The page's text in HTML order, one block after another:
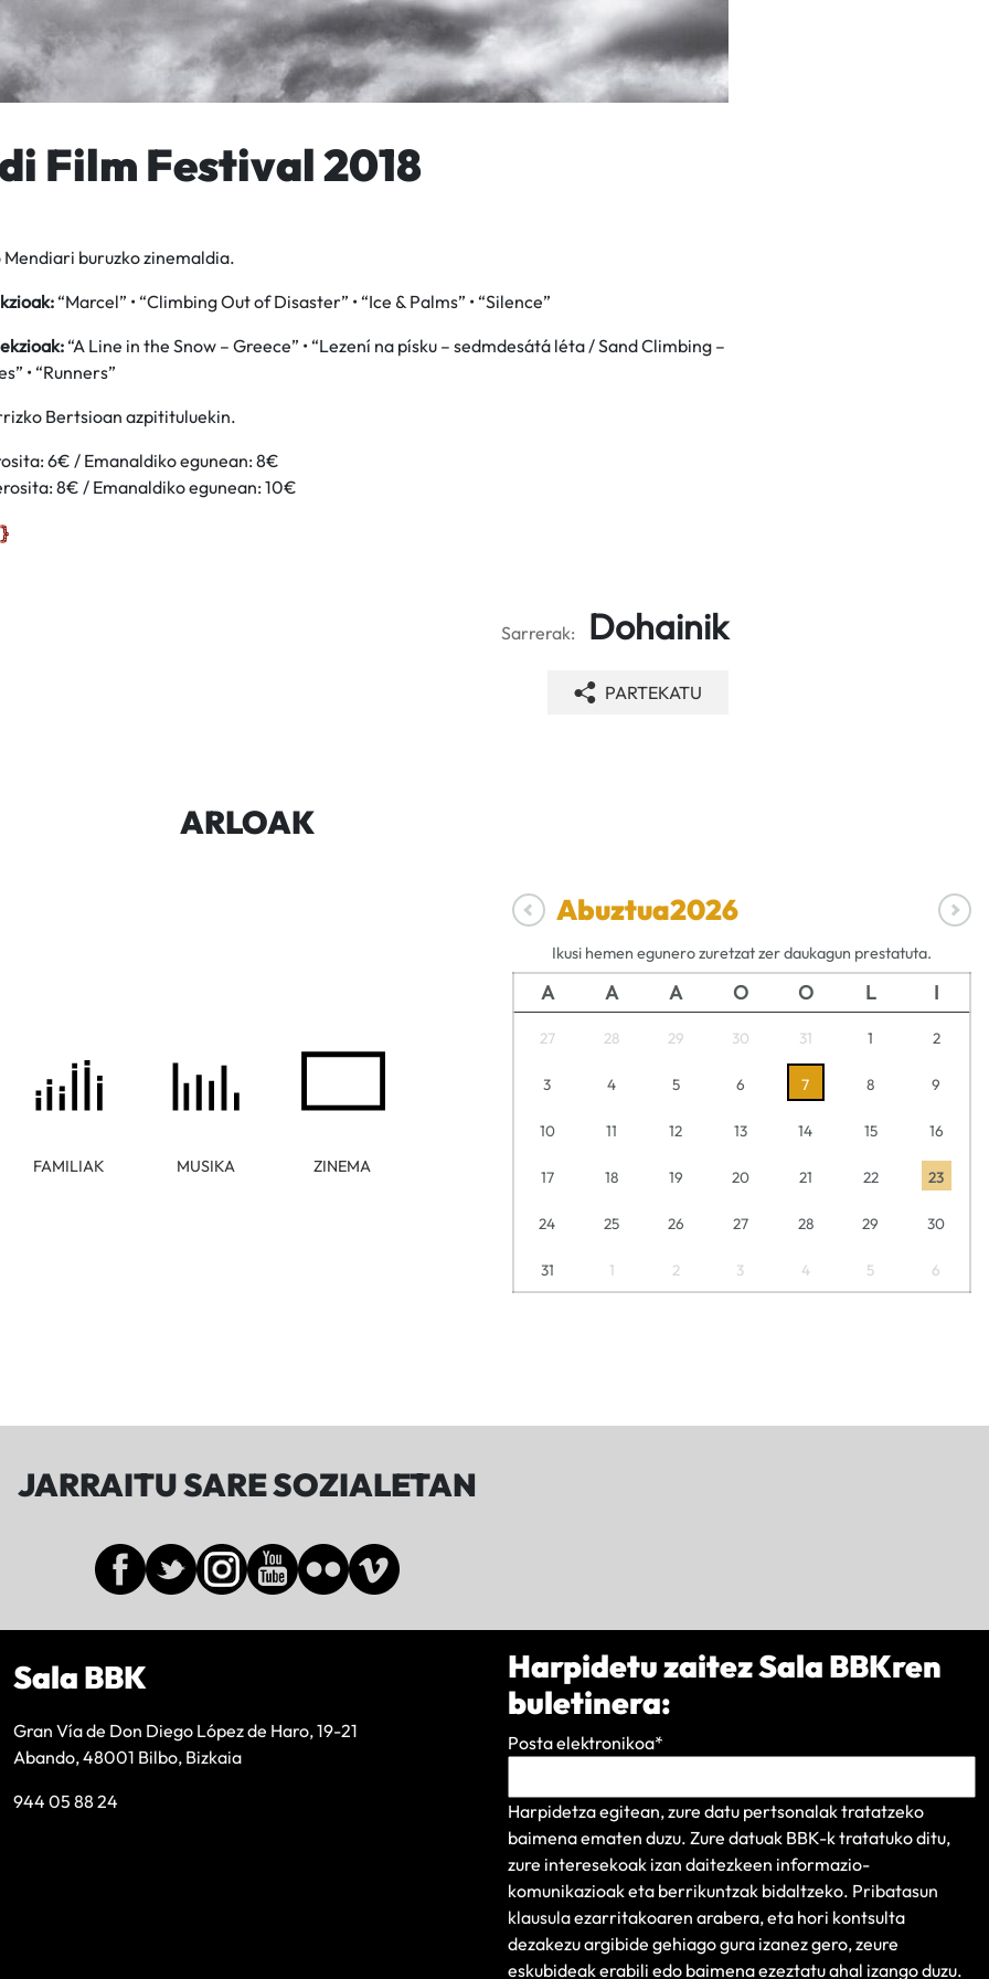
Film Festival 2018
buruzko zinemaldia.
“Marcel” • “Climbing Out of Disaster” • “Ice & Palms” • “Silence”
“A Line in the Snow – Greece” • “Lezení na písku – sedmdesátá léta / Sand Climbing –
• “Runners”
Bertsioan azpitituluekin.
6€ / Emanaldiko egunean: 8€
8€ / Emanaldiko egunean: 10€
Sarrerak: Dohainik
PARTEKATU
ARLOAK
FAMILIAK MUSIKA ZINEMA
Abuztua2026
Ikusi hemen egunero zuretzat zer daukagun prestatuta.
A A A O O L I
27 28 29 30 31 1 2
3 4 5 6 7 8 9
10 11 12 13 14 15 16
17 18 19 20 21 22 23
24 25 26 27 28 29 30
31 1 2 3 4 5 6
JARRAITU SARE SOZIALETAN
Sala BBK
Gran Vía de Don Diego López de Haro, 19-21
Abando, 48001 Bilbo, Bizkaia
944 05 88 24
Harpidetu zaitez Sala BBKren
buletinera:
Posta elektronikoa*
Harpidetza egitean, zure datu pertsonalak tratatzeko
baimena ematen duzu. Zure datuak BBK-k tratatuko ditu,
zure interesekoak izan daitezkeen informazio-
komunikazioak eta berrikuntzak bidaltzeko. Pribatasun
klausulaezarritakoaren arabera, eta hori kontsulta
dezakezu argibide gehiago gura izanez gero, zeure
eskubideak erabili edo baimena ezeztatu ahal izango duzu.